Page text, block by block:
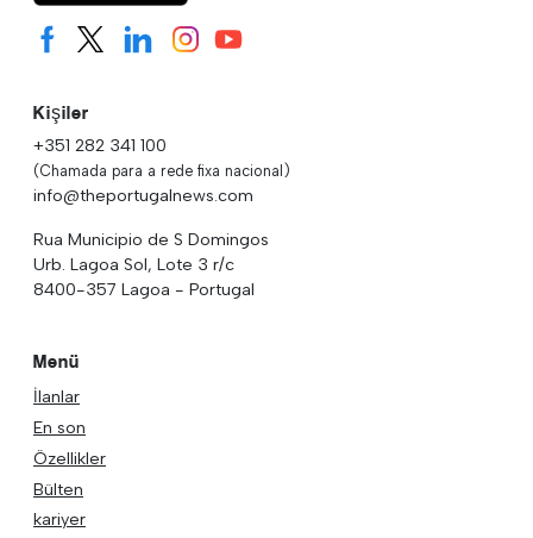
Kişiler
+351 282 341 100
(Chamada para a rede fixa nacional)
info@theportugalnews.com
Rua Municipio de S Domingos
Urb. Lagoa Sol, Lote 3 r/c
8400-357 Lagoa - Portugal
Menü
İlanlar
En son
Özellikler
Bülten
kariyer